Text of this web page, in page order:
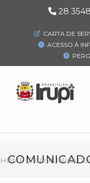
28
CARTA DE
ACESSO À
HOME